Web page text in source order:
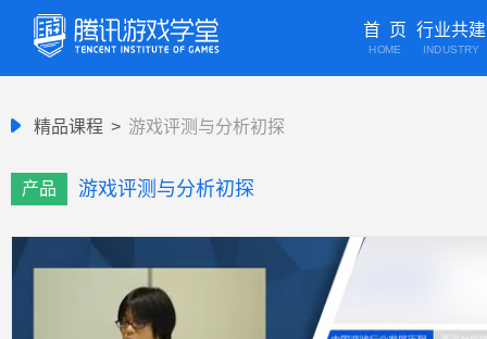
首 页
HOME
行业共建
INDUSTRY
精品课程 > 游戏评测与分析初探
产品 游戏评测与分析初探